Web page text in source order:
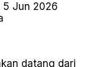
Jun 2026
datang dari